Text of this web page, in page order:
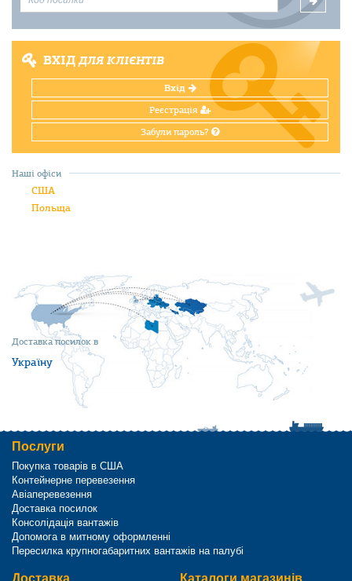
ВХІДДЛЯ КЛІЄНТІВ
Вхід
Реєстрація
Забули пароль?
Доставка посилок в
Україну
Наші офіси
США
Польща
Послуги
Покупка товарів в США
Контейнерне перевезення
Авіаперевезення
Доставка посилок
Консолідація вантажів
Допомога в митному оформленні
Пересилка крупногабаритних вантажів на палубі
Доставка Каталоги магазинів